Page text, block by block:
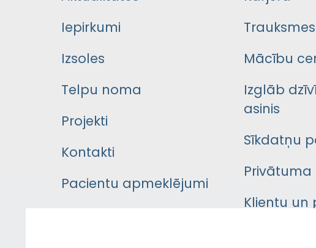
Iepirkumi
Izsoles
Telpu noma
Projekti
Kontakti
Pacientu apmeklējumi
Mācību
Izglāb
asinis
Sīkdatņu
Klientu un